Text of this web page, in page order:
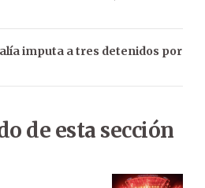
imputa a tres detenidos por
de esta sección